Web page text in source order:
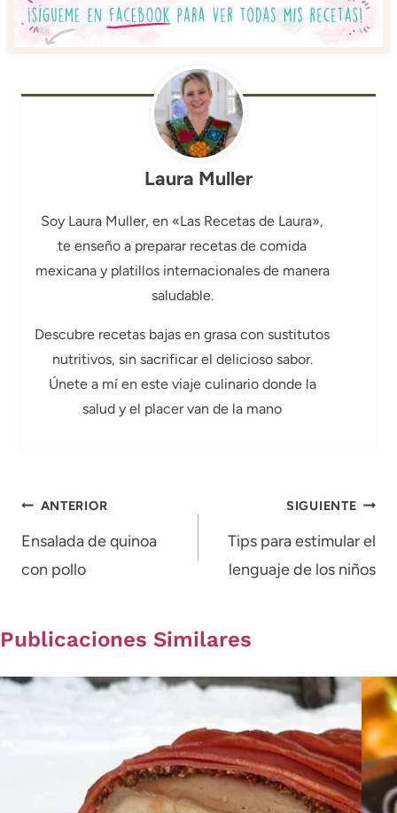
Laura Muller
Soy Laura Muller, en «Las Recetas de Laura»,
te enseño a preparar recetas de comida
mexicana y platillos internacionales de manera
saludable.
Descubre recetas bajas en grasa con sustitutos
nutritivos, sin sacrificar el delicioso sabor.
Únete a mí en este viaje culinario donde la
salud y el placer van de la mano
Navegación
de
entradas
ANTERIOR
Ensalada de quinoa
con pollo
SIGUIENTE
Tips para estimular el
lenguaje de los niños
Publicaciones Similares